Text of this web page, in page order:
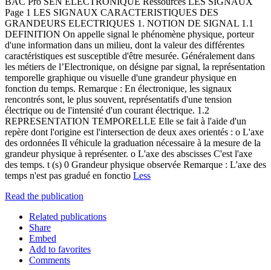
Page 1 LES SIGNAUX CARACTERISTIQUES DES
GRANDEURS ELECTRIQUES 1. NOTION DE SIGNAL 1.1
DEFINITION On appelle signal le phénomène physique, porteur
d'une information dans un milieu, dont la valeur des différentes
caractéristiques est susceptible d'être mesurée. Généralement dans
les métiers de l’Electronique, on désigne par signal, la représentation
temporelle graphique ou visuelle d'une grandeur physique en
fonction du temps. Remarque : En électronique, les signaux
rencontrés sont, le plus souvent, représentatifs d'une tension
électrique ou de l'intensité d'un courant électrique. 1.2
REPRESENTATION TEMPORELLE Elle se fait à l'aide d'un
repère dont l'origine est l'intersection de deux axes orientés : o L'axe
des ordonnées Il véhicule la graduation nécessaire à la mesure de la
grandeur physique à représenter. o L'axe des abscisses C'est l'axe
des temps. t (s) 0 Grandeur physique observée Remarque : L'axe des
temps n'est pas gradué en fonctio Less
Read the publication
Related publications
Share
Embed
Add to favorites
Comments